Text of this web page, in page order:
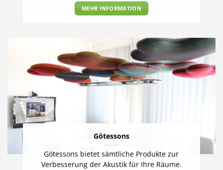
MEHR INFORMATION
Götessons
Götessons bietet sämtliche Produkte zur
Verbesserung der Akustik für Ihre Räume.